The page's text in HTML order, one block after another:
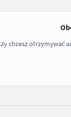
chcesz otrzymywać